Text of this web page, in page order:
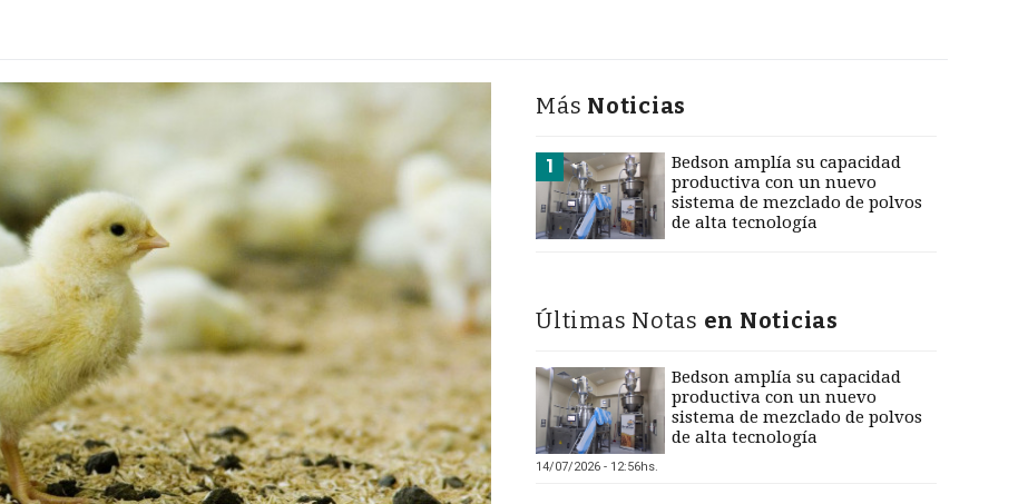
Más Noticias
1
Bedson amplía su capacidad
productiva con un nuevo
sistema de mezclado de polvos
de alta tecnología
Últimas Notas en Noticias
Bedson amplía su capacidad
productiva con un nuevo
sistema de mezclado de polvos
de alta tecnología
14/07/2026 - 12:56hs.